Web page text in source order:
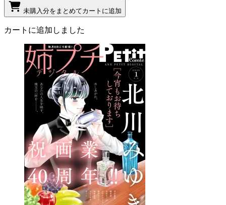
未購入分をまとめてカートに追加
カートに追加しました